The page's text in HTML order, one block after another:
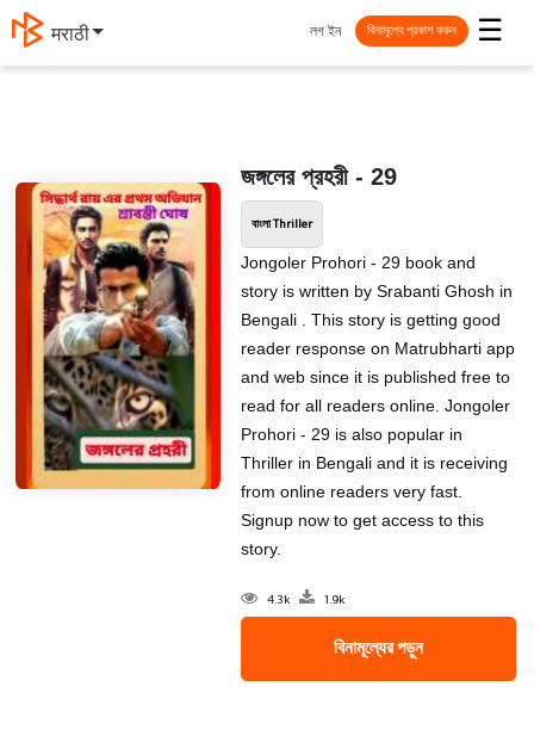
मराठी ☰
লগ ইন বিনামূল্যে প্রকাশ করুন
জঙ্গলের প্রহরী - 29
বাংলা Thriller
Jongoler Prohori - 29 book and
story is written by Srabanti Ghosh in
Bengali . This story is getting good
reader response on Matrubharti app
and web since it is published free to
read for all readers online. Jongoler
Prohori - 29 is also popular in
Thriller in Bengali and it is receiving
from online readers very fast.
Signup now to get access to this
story.
4.3k 1.9k
বিনামূল্যের পড়ুন